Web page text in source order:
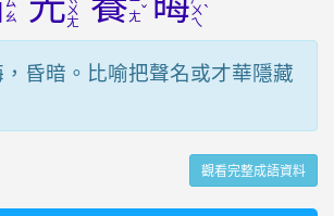
ㄠ
ㄨ
ㄤ
ㄤˇ ㄨ
ㄟ
ˋ
昏暗。比喻把聲名或才華隱藏
觀看完整成語資料